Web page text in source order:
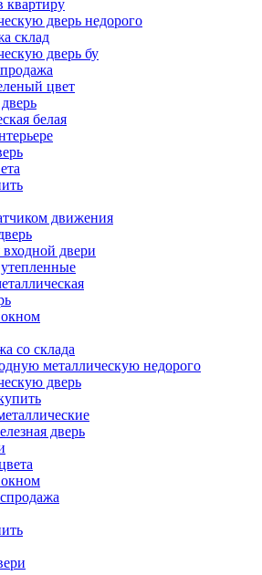
квартиру
дверь недорого
склад
дверь бу
цвет
белая
движения
входной двери
окном
со склада
металлическую недорого
дверь
дверь
окном